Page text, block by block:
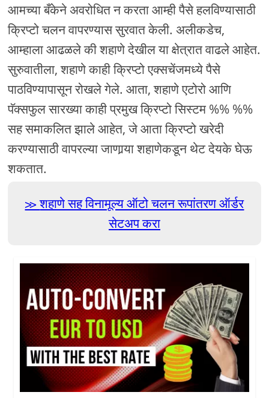
आमच्या बँकेने अवरोधित न करता आम्ही पैसे हलविण्यासाठी
क्रिप्टो चलन वापरण्यास सुरवात केली. अलीकडेच,
आम्हाला आढळले की शहाणे देखील या क्षेत्रात वाढले आहेत.
सुरुवातीला, शहाणे काही क्रिप्टो एक्सचेंजमध्ये पैसे
पाठविण्यापासून रोखले गेले. आता, शहाणे एटोरो आणि
पॅक्सफुल सारख्या काही प्रमुख क्रिप्टो सिस्टम %% %%
सह समाकलित झाले आहेत, जे आता क्रिप्टो खरेदी
करण्यासाठी वापरल्या जाणार्‍या शहाणेकडून थेट देयके घेऊ
शकतात.
शहाणे सह विनामूल्य ऑटो चलन रूपांतरण ऑर्डर
सेटअप करा